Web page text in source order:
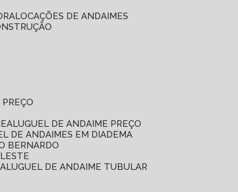
LOCAÇÕES DE ANDAIMES
PREÇO
ALUGUEL DE ANDAIME PREÇO
DE ANDAIMES EM DIADEMA
BERNARDO
ALUGUEL DE ANDAIME TUBULAR